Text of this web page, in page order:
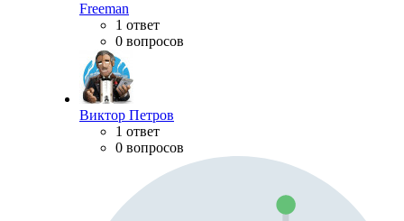
Freeman
1 ответ
0 вопросов
Виктор Петров
1 ответ
0 вопросов